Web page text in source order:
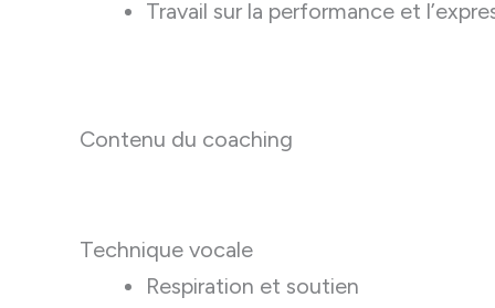
Travail sur la performance et
Contenu du coaching
Technique vocale
Respiration et soutien